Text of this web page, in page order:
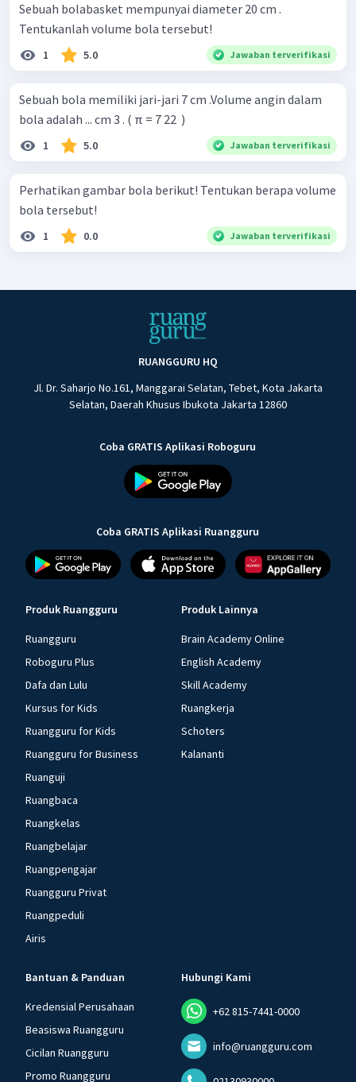
Sebuah bolabasket mempunyai diameter 20 cm .
Tentukanlah volume bola tersebut!
1 5.0 Jawaban terverifikasi
Sebuah bola memiliki jari-jari 7 cm .Volume angin dalam
bola adalah ... cm 3 . ( π = 7 22 ​ )
1 5.0 Jawaban terverifikasi
Perhatikan gambar bola berikut! Tentukan berapa volume
bola tersebut!
1 0.0 Jawaban terverifikasi
RUANGGURU HQ
Jl. Dr. Saharjo No.161, Manggarai Selatan, Tebet, Kota Jakarta
Selatan, Daerah Khusus Ibukota Jakarta 12860
Coba GRATIS Aplikasi Roboguru
Coba GRATIS Aplikasi Ruangguru
Produk Ruangguru
Ruangguru
Roboguru Plus
Dafa dan Lulu
Kursus for Kids
Ruangguru for Kids
Ruangguru for Business
Ruanguji
Ruangbaca
Ruangkelas
Ruangbelajar
Ruangpengajar
Ruangguru Privat
Ruangpeduli
Airis
Produk Lainnya
Brain Academy Online
English Academy
Skill Academy
Ruangkerja
Schoters
Kalananti
Bantuan & Panduan
Kredensial Perusahaan
Beasiswa Ruangguru
Cicilan Ruangguru
Promo Ruangguru
Hubungi Kami
+62 815-7441-0000
info@ruangguru.com